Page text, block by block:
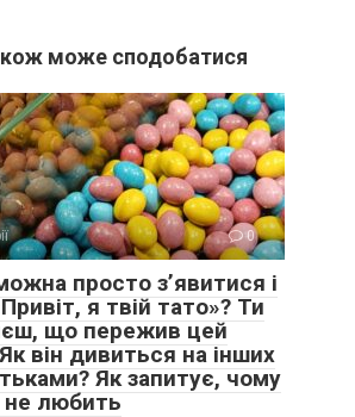
може сподобатися
0
просто з’явитися і
я твій тато»? Ти
що пережив цей
він дивиться на інших
Як запитує, чому
не любить